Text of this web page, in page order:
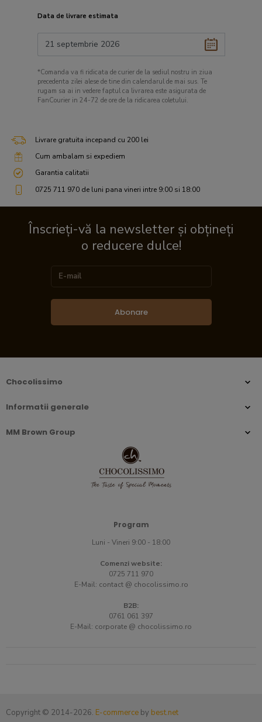
Data de livrare estimata
*Comanda va fi ridicata de curier de la sediul nostru in ziua
precedenta zilei alese de tine din calendarul de mai sus. Te
rugam sa ai in vedere faptul ca livrarea este asigurata de
FanCourier in 24-72 de ore de la ridicarea coletului.
Livrare gratuita incepand cu 200 lei
Cum ambalam si expediem
Garantia calitatii
0725 711 970 de luni pana vineri intre 9:00 si 18:00
Înscrieți-vă la newsletter și obțineți
o reducere dulce!
Abonare
Chocolissimo
Informatii generale
MM Brown Group
Program
Luni - Vineri 9:00 - 18:00
Comenzi website:
0725 711 970
E-Mail: contact @ chocolissimo.ro
B2B:
0761 061 397
E-Mail: corporate @ chocolissimo.ro
Copyright © 2014-2026. E-commerce by best.net